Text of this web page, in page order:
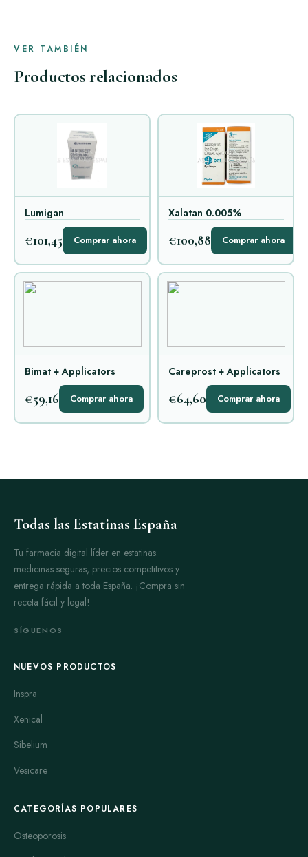
VER TAMBIÉN
Productos relacionados
Lumigan
€101,45 Comprar ahora
Xalatan 0.005%
€100,88 Comprar ahora
Bimat + Applicators
€59,16 Comprar ahora
Careprost + Applicators
€64,60 Comprar ahora
Todas las Estatinas España
Tu farmacia digital líder en estatinas:
medicinas seguras, precios competitivos y
entrega rápida a toda España. ¡Compra sin
receta fácil y legal!
SÍGUENOS
NUEVOS PRODUCTOS
Inspra
Xenical
Sibelium
Vesicare
CATEGORÍAS POPULARES
Osteoporosis